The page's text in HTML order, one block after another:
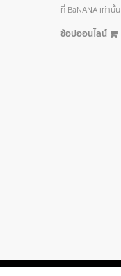
ที่ BaNANA เท่านั้น
ช้อปออนไลน์